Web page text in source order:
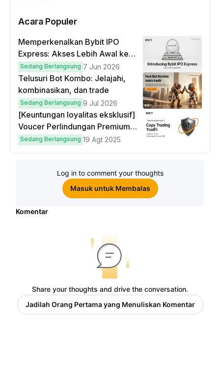
Acara Populer
Memperkenalkan Bybit IPO
Express: Akses Lebih Awal ke
IPO Global!
Sedang Berlangsung 7 Jun 2026
Telusuri Bot Kombo: Jelajahi,
kombinasikan, dan trade
Sedang Berlangsung 9 Jul 2026
[Keuntungan loyalitas eksklusif]
Voucer Perlindungan Premium
hingga $50
Sedang Berlangsung 19 Agt 2025
Log in to comment your thoughts
Masuk untuk Membalas
Komentar
Share your thoughts and drive the conversation.
Jadilah Orang Pertama yang Menuliskan Komentar